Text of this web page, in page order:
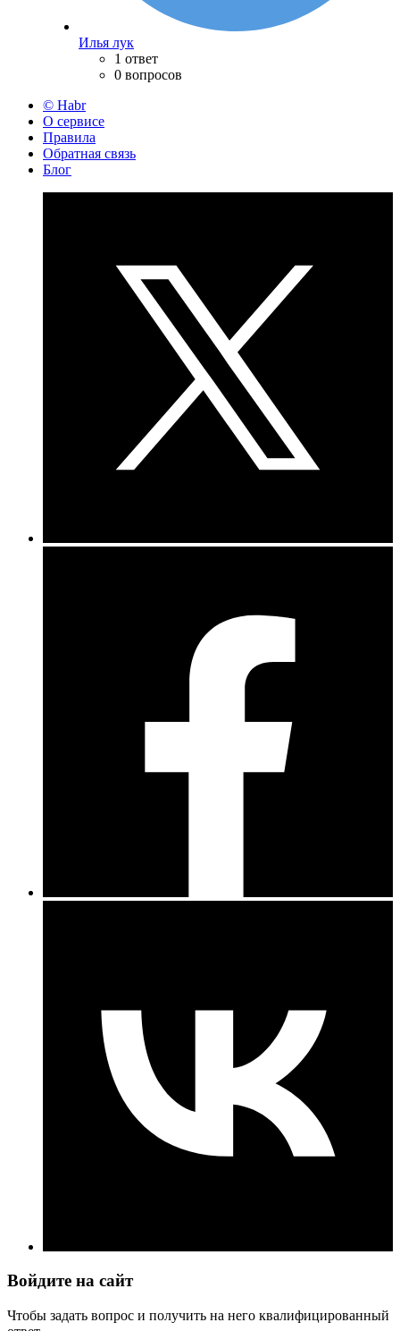
Илья лук
1 ответ
0 вопросов
© Habr
О сервисе
Правила
Обратная связь
Блог
Войдите на сайт
Чтобы задать вопрос и получить на него квалифицированный